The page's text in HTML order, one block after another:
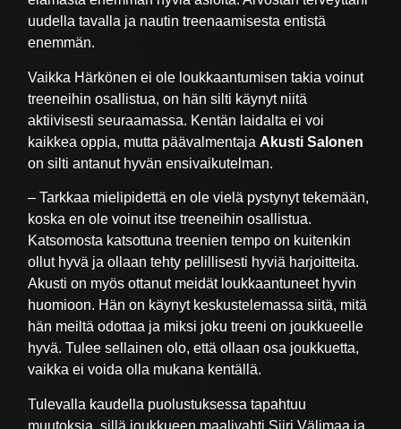
uudella tavalla ja nautin treenaamisesta entistä
enemmän.
Vaikka Härkönen ei ole loukkaantumisen takia voinut
treeneihin osallistua, on hän silti käynyt niitä
aktiivisesti seuraamassa. Kentän laidalta ei voi
kaikkea oppia, mutta päävalmentajaAkusti Salonen
on silti antanut hyvän ensivaikutelman.
– Tarkkaa mielipidettä en ole vielä pystynyt tekemään,
koska en ole voinut itse treeneihin osallistua.
Katsomosta katsottuna treenien tempo on kuitenkin
ollut hyvä ja ollaan tehty pelillisesti hyviä harjoitteita.
Akusti on myös ottanut meidät loukkaantuneet hyvin
huomioon. Hän on käynyt keskustelemassa siitä, mitä
hän meiltä odottaa ja miksi joku treeni on joukkueelle
hyvä. Tulee sellainen olo, että ollaan osa joukkuetta,
vaikka ei voida olla mukana kentällä.
Tulevalla kaudella puolustuksessa tapahtuu
muutoksia, sillä joukkueen maalivahti Siiri Välimaa ja